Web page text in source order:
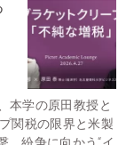
本学の原田教授と
関税の限界と米製